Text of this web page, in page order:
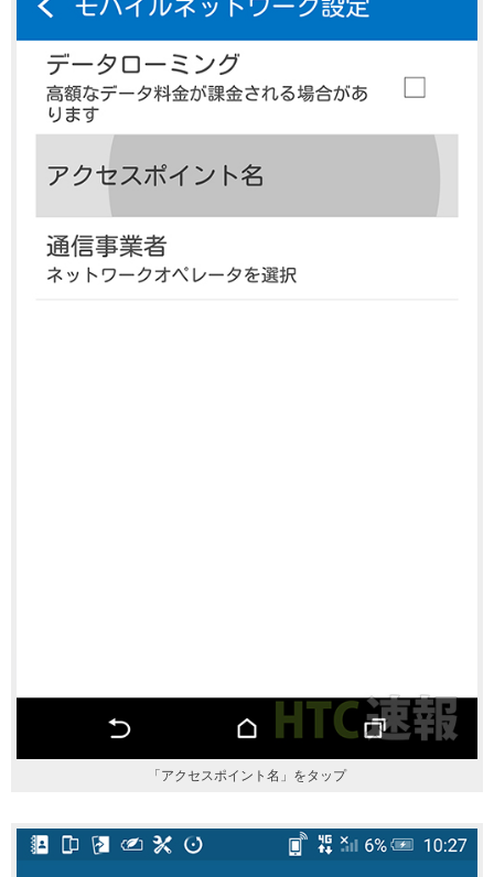
「アクセスポイント名」をタップ